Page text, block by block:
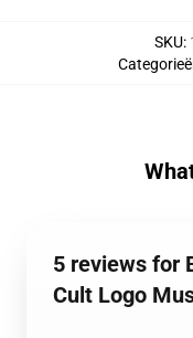
SKU:
5 reviews for
Cult Logo